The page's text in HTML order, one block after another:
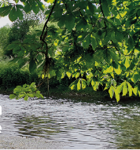
VILLE
SUR-SEINE